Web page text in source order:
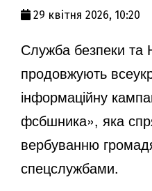
29 квітня 2026, 10:20
Служба безпеки та
продовжують
інформаційну
фсбшника», яка
вербуванню
спецслужбами.